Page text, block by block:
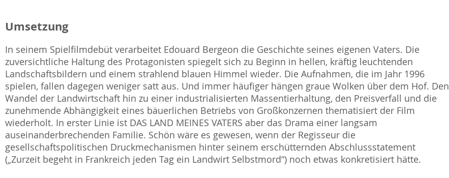
Umsetzung
In seinem Spielfilmdebüt verarbeitet Edouard Bergeon die Geschichte seines eigenen Vaters. Die
zuversichtliche Haltung des Protagonisten spiegelt sich zu Beginn in hellen, kräftig leuchtenden
Landschaftsbildern und einem strahlend blauen Himmel wieder. Die Aufnahmen, die im Jahr 1996
spielen, fallen dagegen weniger satt aus. Und immer häufiger hängen graue Wolken über dem Hof. Den
Wandel der Landwirtschaft hin zu einer industrialisierten Massentierhaltung, den Preisverfall und die
zunehmende Abhängigkeit eines bäuerlichen Betriebs von Großkonzernen thematisiert der Film
wiederholt. In erster Linie ist DAS LAND MEINES VATERS aber das Drama einer langsam
auseinanderbrechenden Familie. Schön wäre es gewesen, wenn der Regisseur die
gesellschaftspolitischen Druckmechanismen hinter seinem erschütternden Abschlussstatement
(„Zurzeit begeht in Frankreich jeden Tag ein Landwirt Selbstmord“) noch etwas konkretisiert hätte.